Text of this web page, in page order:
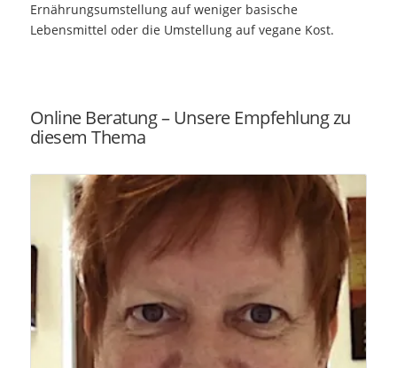
Ernährungsumstellung auf weniger basische
Lebensmittel oder die Umstellung auf vegane Kost.
Online Beratung – Unsere Empfehlung zu
diesem Thema